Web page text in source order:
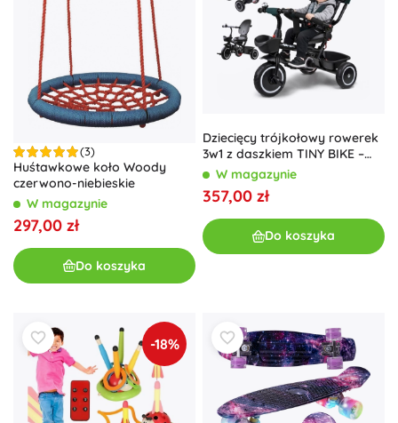
(3)
Huśtawkowe koło Woody
czerwono-niebieskie
W magazynie
297,00 zł
Do koszyka
Dziecięcy trójkołowy rowerek
3w1 z daszkiem TINY BIKE –
Niebieski
W magazynie
357,00 zł
Do koszyka
-18%